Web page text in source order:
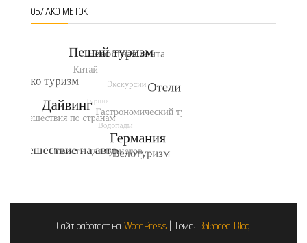
ОБЛАКО МЕТОК
Сайт работает на WordPress | Тема: Balanced Blog